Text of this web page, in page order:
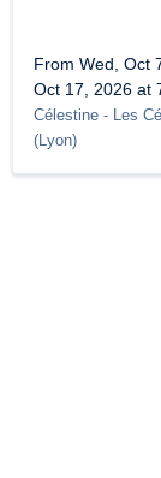
From Wed, Oct
Oct 17, 2026 at
Célestine - Les
(Lyon)